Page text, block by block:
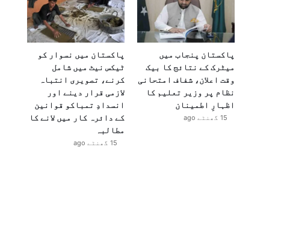
پاکستان پنجاب میں
میٹرک کے نتائج کا بیک
وقت اعلان، شفاف امتحانی
نظام پر وزیر تعلیم کا
اظہارِ اطمینان
15 گھنٹے ago
پاکستان میں نسوار کو
ٹیکس نیٹ میں شامل
کرنے، تصویری انتباہ
لازمی قرار دینے اور
انسدادِ تمباکو قوانین
کے دائرہ کار میں لانے کا
مطالبہ
15 گھنٹے ago